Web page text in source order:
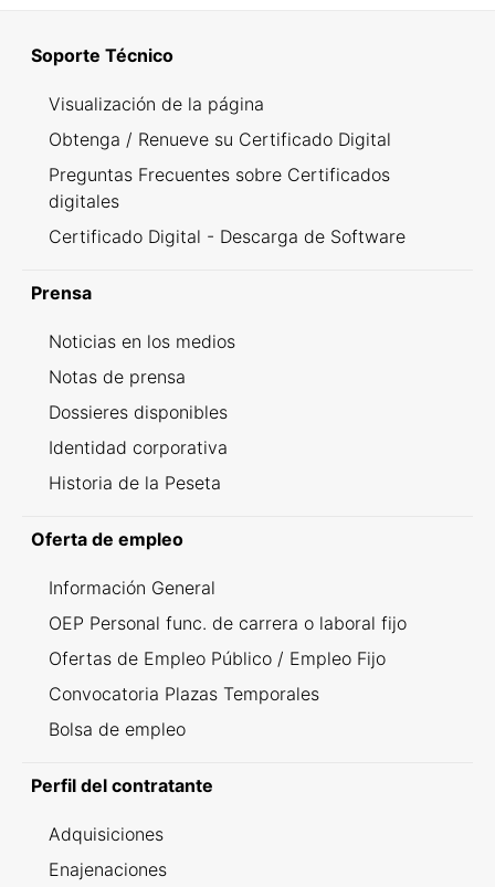
Soporte Técnico
Visualización de la página
Obtenga / Renueve su Certificado Digital
Preguntas Frecuentes sobre Certificados
digitales
Certificado Digital - Descarga de Software
Prensa
Noticias en los medios
Notas de prensa
Dossieres disponibles
Identidad corporativa
Historia de la Peseta
Oferta de empleo
Información General
OEP Personal func. de carrera o laboral fijo
Ofertas de Empleo Público / Empleo Fijo
Convocatoria Plazas Temporales
Bolsa de empleo
Perfil del contratante
Adquisiciones
Enajenaciones